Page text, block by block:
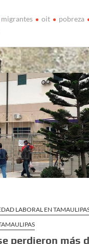
migrantes oit
pobreza
LABORAL EN
perdieron más